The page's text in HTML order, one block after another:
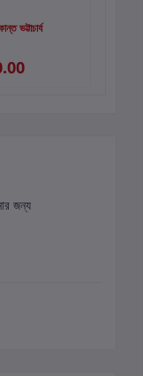
ভট্টাচার্য
জন্য